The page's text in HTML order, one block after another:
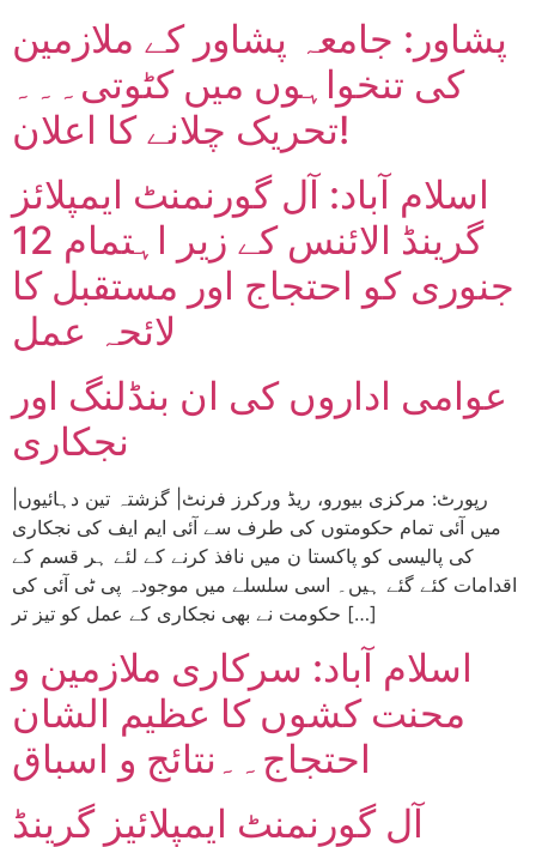
پشاور: جامعہ پشاور کے ملازمین
کی تنخواہوں میں کٹوتی۔۔۔
تحریک چلانے کا اعلان!
اسلام آباد: آل گورنمنٹ ایمپلائز
گرینڈ الائنس کے زیر اہتمام 12
جنوری کو احتجاج اور مستقبل کا
لائحہ عمل
عوامی اداروں کی ان بنڈلنگ اور
نجکاری
میں آئی تمام حکومتوں کی طرف سے آئی ایم ایف کی نجکاری
کی پالیسی کو پاکستا ن میں نافذ کرنے کے لئے ہر قسم کے
اقدامات کئے گئے ہیں۔ اسی سلسلے میں موجودہ پی ٹی آئی کی
حکومت نے بھی نجکاری کے عمل کو تیز تر […]
اسلام آباد: سرکاری ملازمین و
محنت کشوں کا عظیم الشان
احتجاج۔۔نتائج و اسباق
آل گورنمنٹ ایمپلائیز گرینڈ